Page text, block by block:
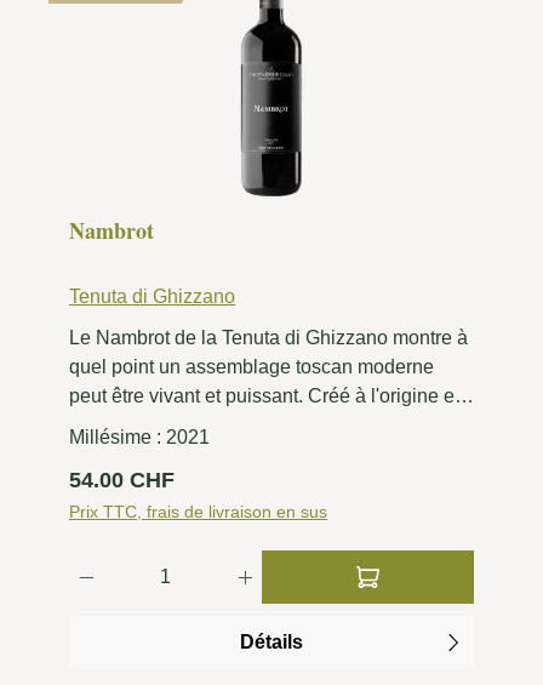
Nambrot
Tenuta di Ghizzano
Le Nambrot de la Tenuta di Ghizzano montre à
quel point un assemblage toscan moderne
peut être vivant et puissant. Créé à l'origine en
1996 comme un pur merlot, il associe
et de petit verdot, qui confèrent une profondeur
supplémentaire au cœur doux et fruité du
complétés par des notes épicées, minérales et
fraîches, tandis que le Petit Verdot apporte
structure et tension. La vinification mise
Millésime : 2021
Prix régulier :
54.00 CHF
Prix TTC, frais de livraison en sus
Quantité de produit : Entrez la
Détails